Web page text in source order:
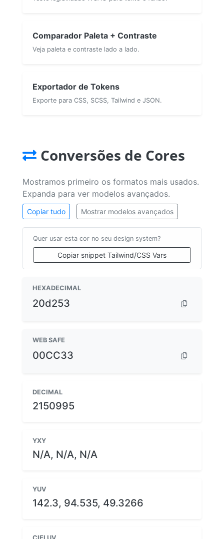
Comparador Paleta + Contraste
Veja paleta e contraste lado a lado.
Exportador de Tokens
Exporte para CSS, SCSS, Tailwind e JSON.
Conversões de Cores
Mostramos primeiro os formatos mais usados.
Expanda para ver modelos avançados.
Copiar tudo Mostrar modelos avançados
Quer usar esta cor no seu design system?
Copiar snippet Tailwind/CSS Vars
HEXADECIMAL
20d253
WEB SAFE
00CC33
DECIMAL
2150995
YXY
N/A, N/A, N/A
YUV
142.3, 94.535, 49.3266
CIELUV